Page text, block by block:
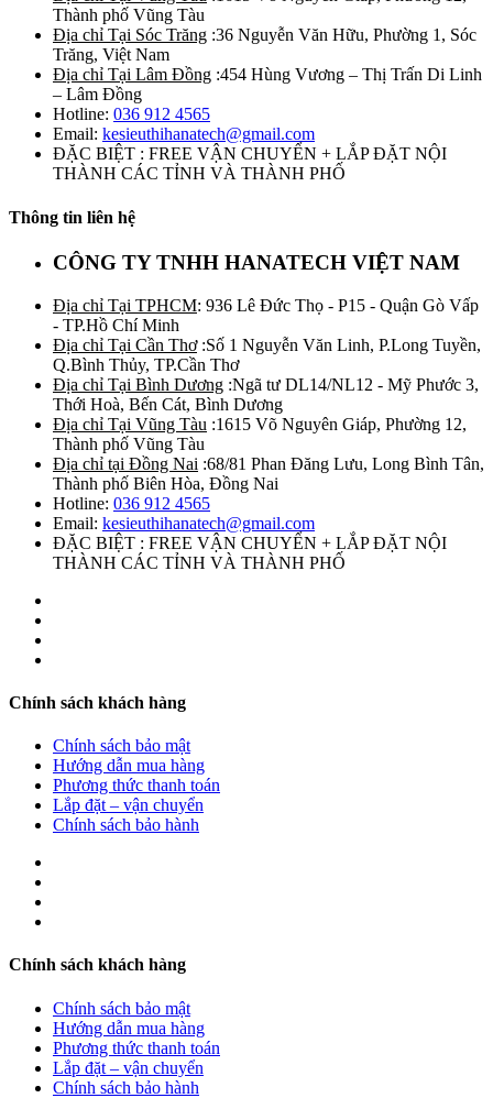
Thành phố Vũng Tàu
Địa chỉ Tại Sóc Trăng :36 Nguyễn Văn Hữu, Phường 1, Sóc
Trăng, Việt Nam
Địa chỉ Tại Lâm Đồng :454 Hùng Vương – Thị Trấn Di Linh
– Lâm Đồng
Hotline: 036 912 4565
Email: kesieuthihanatech@gmail.com
ĐẶC BIỆT : FREE VẬN CHUYỂN + LẮP ĐẶT NỘI
THÀNH CÁC TỈNH VÀ THÀNH PHỐ
Thông tin liên hệ
CÔNG TY TNHH HANATECH VIỆT NAM
Địa chỉ Tại TPHCM: 936 Lê Đức Thọ - P15 - Quận Gò Vấp
- TP.Hồ Chí Minh
Địa chỉ Tại Cần Thơ:Số 1 Nguyễn Văn Linh, P.Long Tuyền,
Q.Bình Thủy, TP.Cần Thơ
Địa chỉ Tại Bình Dương :Ngã tư DL14/NL12 - Mỹ Phước 3,
Thới Hoà, Bến Cát, Bình Dương
Địa chỉ Tại Vũng Tàu :1615 Võ Nguyên Giáp, Phường 12,
Thành phố Vũng Tàu
Địa chỉ tại Đồng Nai :68/81 Phan Đăng Lưu, Long Bình Tân,
Thành phố Biên Hòa, Đồng Nai
Hotline: 036 912 4565
Email: kesieuthihanatech@gmail.com
ĐẶC BIỆT : FREE VẬN CHUYỂN + LẮP ĐẶT NỘI
THÀNH CÁC TỈNH VÀ THÀNH PHỐ
Chính sách khách hàng
Chính sách bảo mật
Hướng dẫn mua hàng
Phương thức thanh toán
Lắp đặt – vận chuyển
Chính sách bảo hành
Chính sách khách hàng
Chính sách bảo mật
Hướng dẫn mua hàng
Phương thức thanh toán
Lắp đặt – vận chuyển
Chính sách bảo hành